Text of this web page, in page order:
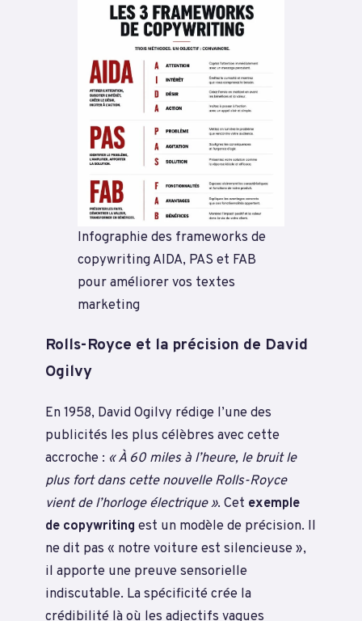
Infographie des frameworks de
copywriting AIDA, PAS et FAB
pour améliorer vos textes
marketing
Rolls-Royce et la précision de David
Ogilvy
En 1958, David Ogilvy rédige l’une des
publicités les plus célèbres avec cette
accroche : « À 60 miles à l’heure, le bruit le
plus fort dans cette nouvelle Rolls-Royce
vient de l’horloge électrique ». Cet exemple
de copywriting est un modèle de précision. Il
ne dit pas « notre voiture est silencieuse »,
il apporte une preuve sensorielle
indiscutable. La spécificité crée la
crédibilité là où les adjectifs vagues